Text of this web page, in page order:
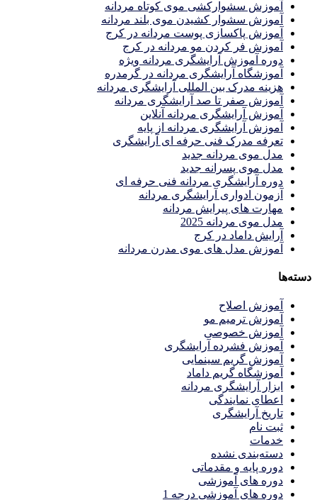
آموزش سشوارکشی موی کوتاه مردانه
آموزش سشوار کشیدن موی بلند مردانه
آموزش پاکسازی پوست مردانه در کرج
آموزش فر کردن مو مردانه در کرج
دوره آموزش آرایشگری مردانه ویژه
آموزشگاه آرایشگری مردانه در گرمدره
هزینه مدرک بین المللی آرایشگری مردانه
آموزش صفر تا صد آرایشگری مردانه
آموزش آرایشگری مردانه آنلاین
آموزش آرایشگری مردانه از پایه
تعرفه مدرک فنی حرفه ای آرایشگری
مدل موی مردانه جدید
مدل موی پسرانه جدید
دوره آرایشگری مردانه فنی حرفه ای
آزمون ادواری آرایشگری مردانه
مهارت های پیرایش مردانه
مدل موی مردانه 2025
آرایش داماد در کرج
آموزش مدل های موی مدرن مردانه
دسته‌ها
آموزش اصلاح
آموزش ترمیم مو
آموزش خصوصی
آموزش فشرده آرایشگری
آموزش گریم سینمایی
آموزشگاه گریم داماد
ابزار آرایشگری مردانه
اعطای نمایندگی
تاریخ آرایشگری
ثبت نام
خدمات
دسته‌بندی نشده
دوره پایه و مقدماتی
دوره های آموزشی
دوره های آموزشی درجه 1